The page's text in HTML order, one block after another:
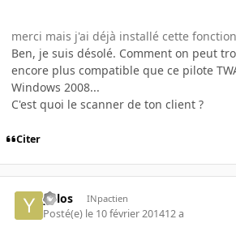
merci mais j'ai déjà installé cette
Ben, je suis désolé. Comment on peut
encore plus compatible que ce pilote
Windows 2008...
C'est quoi le scanner de ton client ?
Citer
yulos INpactien
Posté(e) le 10 février 201412 a